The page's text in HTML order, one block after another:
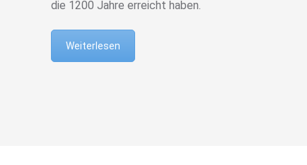
die 1200 Jahre erreicht haben.
Weiterlesen